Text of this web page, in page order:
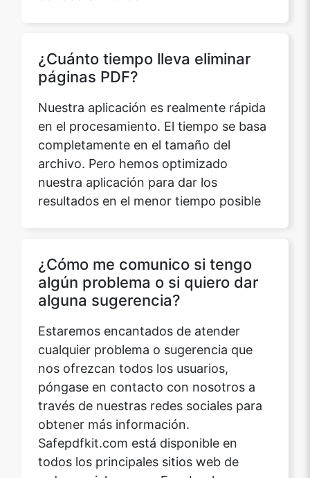
¿Cuánto tiempo lleva eliminar
páginas PDF?
en el procesamiento. El tiempo se basa
completamente en el tamaño del
archivo. Pero hemos optimizado
nuestra aplicación para dar los
resultados en el menor tiempo posible
¿Cómo me comunico si tengo
algún problema o si quiero dar
alguna sugerencia?
cualquier problema o sugerencia que
nos ofrezcan todos los usuarios,
póngase en contacto con nosotros a
través de nuestras redes sociales para
obtener más información.
Safepdfkit.com está disponible en
todos los principales sitios web de
redes sociales como Facebook,